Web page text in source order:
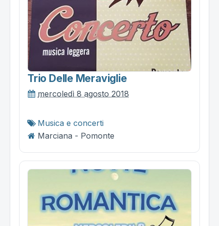
Trio Delle Meraviglie
mercoledì 8 agosto 2018
Musica e concerti
Marciana - Pomonte